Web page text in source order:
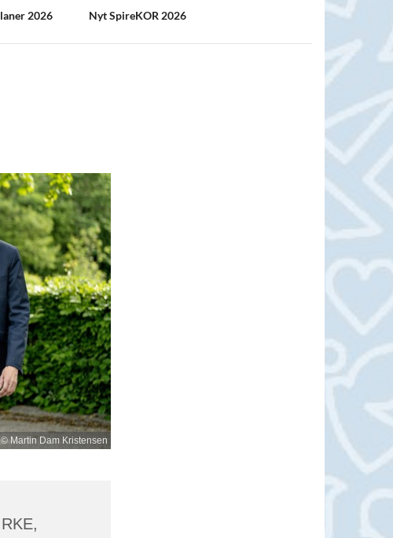
2026 Nyt SpireKOR 2026
© Martin Dam Kristensen